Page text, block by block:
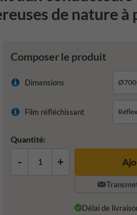
de nature à
Composer le produit
Dimensions
Film réfléchissant
Quantité:
- +
Délai de